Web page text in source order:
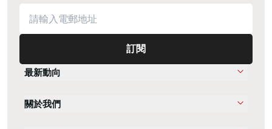
訂閱
最新動向
關於我們